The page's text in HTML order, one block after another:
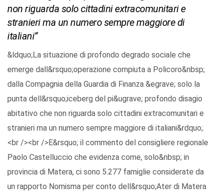
non riguarda solo cittadini extracomunitari e
stranieri ma un numero sempre maggiore di
italiani”
&ldquo;La situazione di profondo degrado sociale che
emerge dall&rsquo;operazione compiuta a Policoro&nbsp;
dalla Compagnia della Guardia di Finanza &egrave; solo la
punta dell&rsquo;iceberg del pi&ugrave; profondo disagio
abitativo che non riguarda solo cittadini extracomunitari e
stranieri ma un numero sempre maggiore di italiani&rdquo;.
<br /><br />E&rsquo; il commento del consigliere regionale
Paolo Castelluccio che evidenza come, solo&nbsp; in
provincia di Matera, ci sono 5.277 famiglie considerate da
un rapporto Nomisma per conto dell&rsquo;Ater di Matera